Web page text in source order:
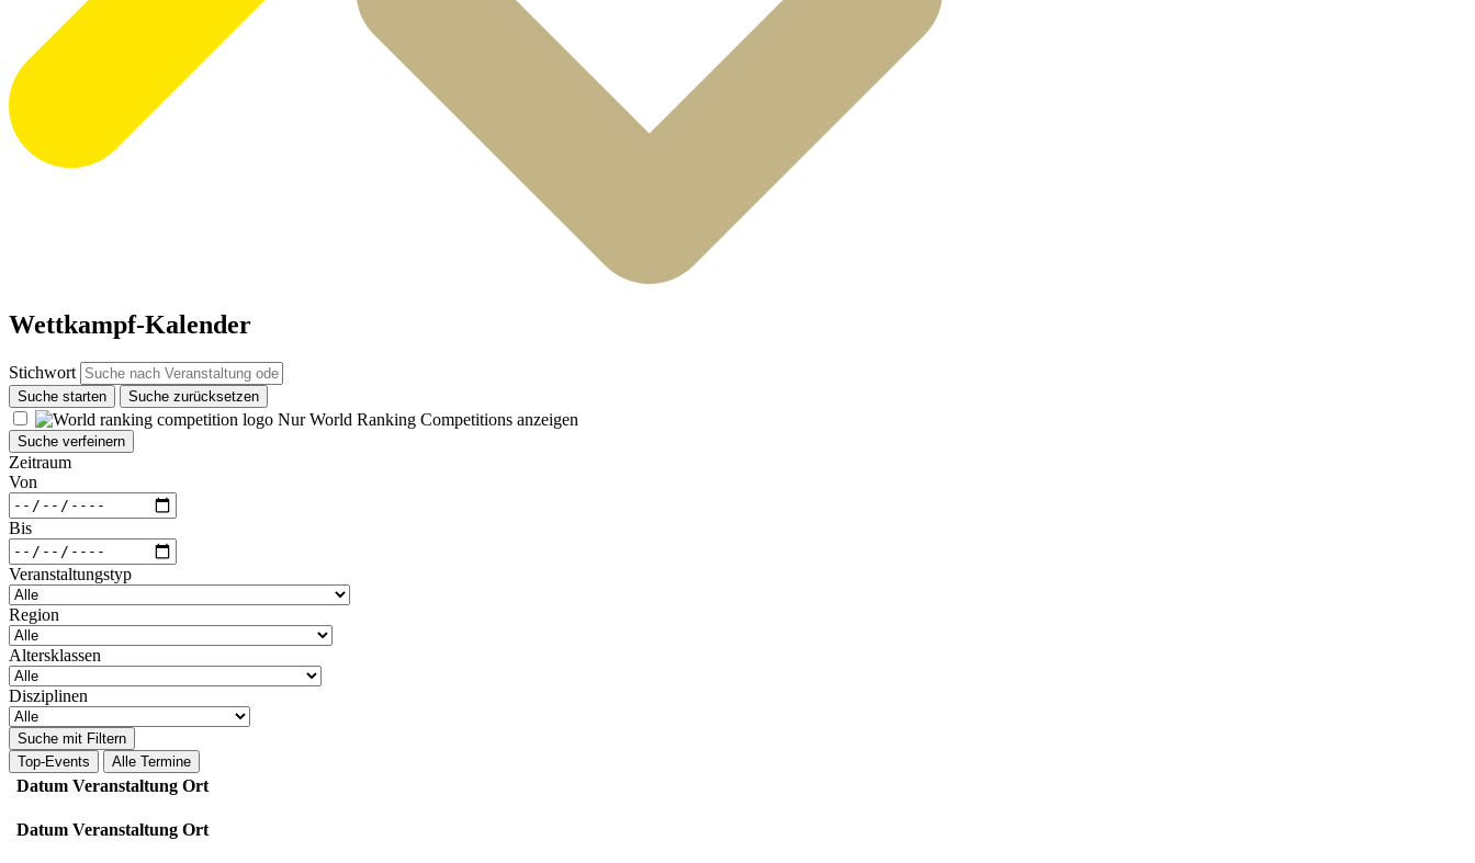
Wettkampf-Kalender
Stichwort
Suche starten Suche zurücksetzen
Nur World Ranking Competitions anzeigen
Suche verfeinern
Zeitraum
Von
Bis
Veranstaltungstyp
Region
Altersklassen
Disziplinen
Suche mit Filtern
Top-Events
Alle Termine
Datum Veranstaltung Ort
Datum Veranstaltung Ort